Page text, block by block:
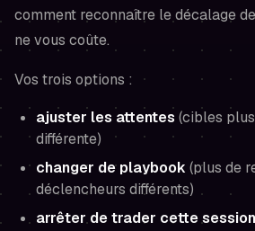
comment reconnaître le décalage
ne vous coûte.
Vos trois options :
ajuster les attentes (cibles
différente)
changer de playbook (plus de
déclencheurs différents)
arrêter de trader cette session